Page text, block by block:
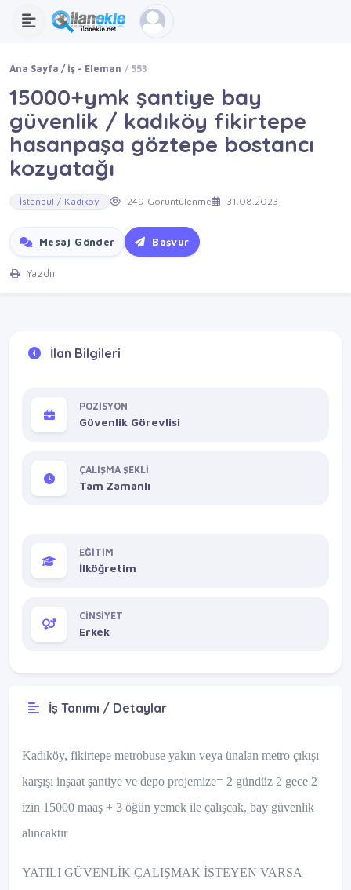
Ana Sayfa İş - Eleman 553
15000+ymk şantiye bay
güvenlik / kadıköy fikirtepe
hasanpaşa göztepe bostancı
kozyatağı
İstanbul / Kadıköy 249 Görüntülenme 31.08.2023
Mesaj Gönder Başvur
Yazdır
İlan Bilgileri
POZİSYON
Güvenlik Görevlisi
ÇALIŞMA ŞEKLİ
Tam Zamanlı
EĞİTİM
İlköğretim
CİNSİYET
Erkek
İş Tanımı / Detaylar
Kadıköy, fikirtepe metrobuse yakın veya ünalan metro çıkışı
karşışı inşaat şantiye ve depo projemize= 2 gündüz 2 gece 2
izin 15000 maaş + 3 öğün yemek ile çalışcak, bay güvenlik
alıncaktır
YATILI GÜVENLİK ÇALIŞMAK İSTEYEN VARSA